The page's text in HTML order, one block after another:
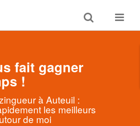
Toggle
search
Toggle
fait gagner
!
à Auteuil :
les meilleurs
de moi